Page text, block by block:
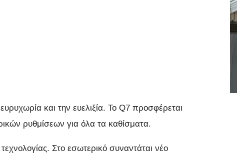
και την ευελιξία. Το Q7 προσφέρεται
ρυθμίσεων για όλα τα καθίσματα.
Στο εσωτερικό συναντάται νέο